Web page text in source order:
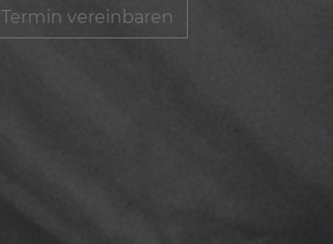
Termin vereinbaren
Termin vereinbaren
Termin vereinbaren